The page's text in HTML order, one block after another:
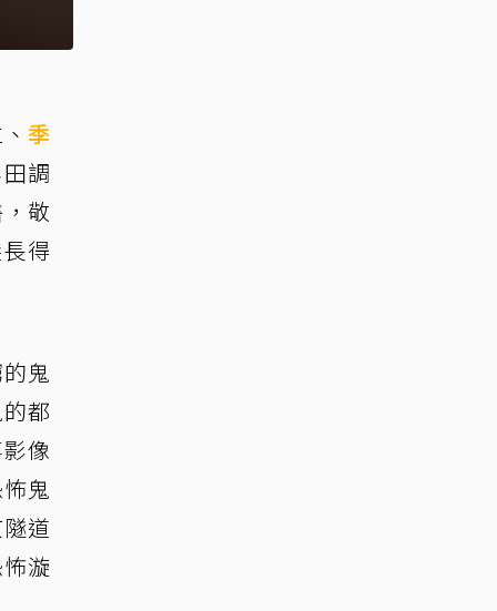
季
調
敬
得
鬼
都
像
鬼
道
漩